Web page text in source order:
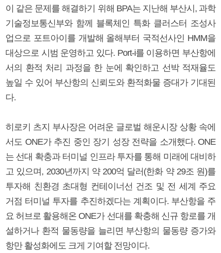
이 같은 문제를 해결하기 위해 BPA는 지난해 부산시, 과학
기술정보통신부와 함께 블록체인 특화 클러스터 조성사
업으로 포트아이를 개발해 올해부터 국적선사인 HMM을
대상으로 시범 운영하고 있다. Port-i를 이용하면 부산항에
서의 환적 처리 과정을 한 눈에 확인하고 선박 적재율도
높일 수 있어 부산항의 신뢰도와 환적화물 증대가 기대된
다.
히로키 츠지 부사장은 어려운 글로벌 해운시장 상황 속에
서도 ONE가 추진 중인 장기 성장 전략을 소개했다. ONE
는 선대 확충과 터미널 인프라 투자를 통해 미래에 대비하
고 있으며, 2030년까지 약 200억 달러(한화 약 29조 원)를
투자해 친환경 초대형 컨테이너선 건조 및 전 세계 주요
거점 터미널 투자를 추진하겠다는 계획이다. 부산항을 주
요 허브로 활용해온 ONE가 선대를 확충해 신규 항로를 개
설하거나 환적 물동량을 늘리면 부산항의 물동량 증가와
항만 활성화에도 크게 기여할 전망이다.